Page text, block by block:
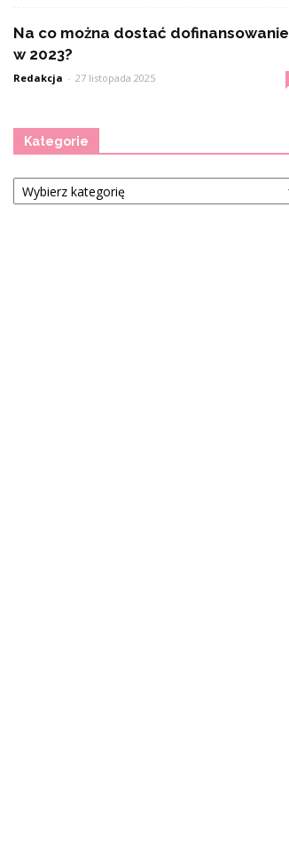
Na co można dostać dofinansowanie
w 2023?
Redakcja - 27 listopada 2025
Kategorie
Kategorie